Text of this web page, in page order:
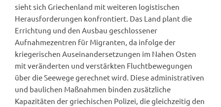
sieht sich Griechenland mit weiteren logistischen
Herausforderungen konfrontiert. Das Land plant die
Errichtung und den Ausbau geschlossener
Aufnahmezentren für Migranten, da infolge der
kriegerischen Auseinandersetzungen im Nahen Osten
mit veränderten und verstärkten Fluchtbewegungen
über die Seewege gerechnet wird. Diese administrativen
und baulichen Maßnahmen binden zusätzliche
Kapazitäten der griechischen Polizei, die gleichzeitig den